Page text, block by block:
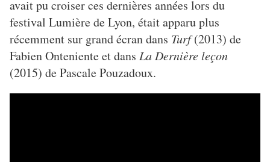
avait pu croiser ces dernières années lors du
festival Lumière de Lyon, était apparu plus
récemment sur grand écran dans Turf(2013) de
Fabien Onteniente et dans La Dernière leçon
(2015) de Pascale Pouzadoux.